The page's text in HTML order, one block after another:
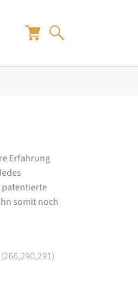
Erfahrung
patentierte
somit noch